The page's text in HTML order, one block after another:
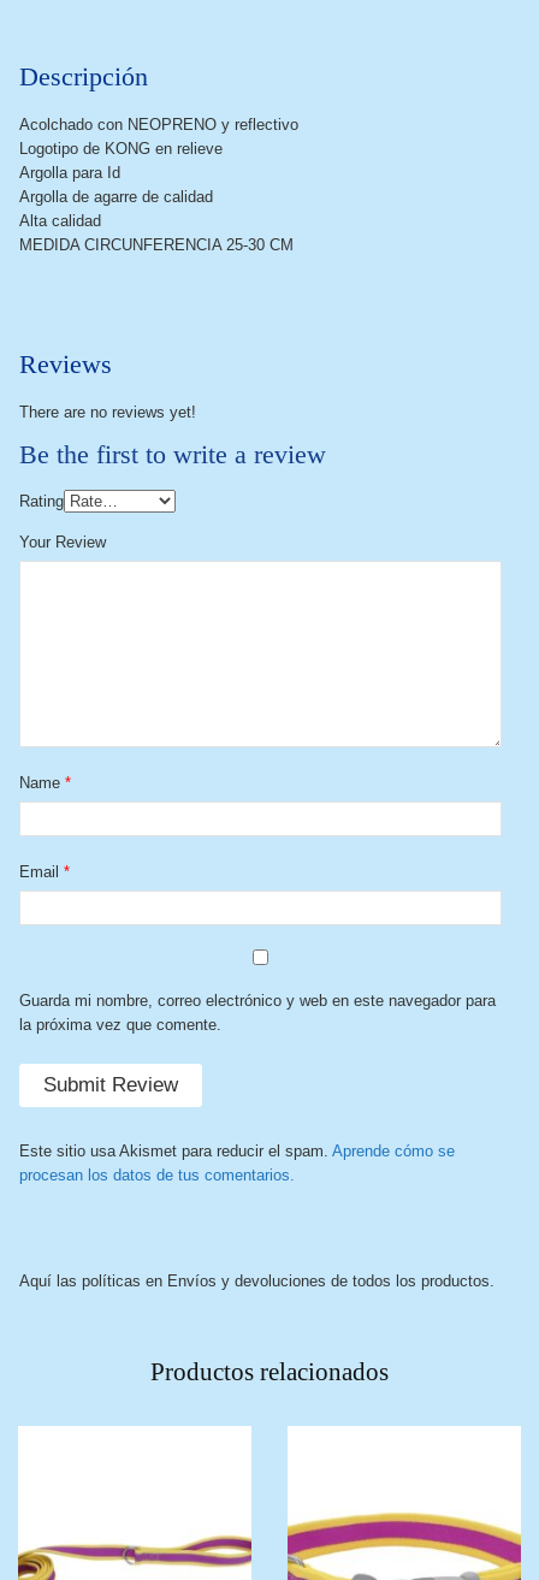
Descripción
Acolchado con NEOPRENO y reflectivo
Logotipo de KONG en relieve
Argolla para Id
Argolla de agarre de calidad
Alta calidad
MEDIDA CIRCUNFERENCIA 25-30 CM
Reviews
There are no reviews yet!
Be the first to write a review
Rating
Your Review
Name *
Email *
Guarda mi nombre, correo electrónico y web en este navegador para
la próxima vez que comente.
Este sitio usa Akismet para reducir el spam. Aprende cómo se
procesan los datos de tus comentarios.
Aquí las políticas en Envíos y devoluciones de todos los productos.
Productos relacionados